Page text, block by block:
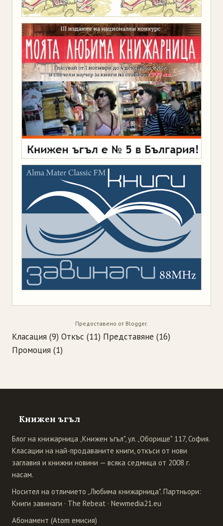
Предоставено от Blogger.
Класация (9) Откъс (11) Представяне (16)
Промоция (1)
Книжен ъгъл
Блог на книжарница „Книжен ъгъл", ул. „Оборище" 117, София.
Класации на най-продаваните книги, откъси от нови
заглавия и книжни новини — всяка седмица от 2008 г.
насам.
Носител на отличието „Любима книжарница". Партньори:
Книги завинаги · The Rebeat · Newmedia21.eu
Абонамент (Atom емисия)